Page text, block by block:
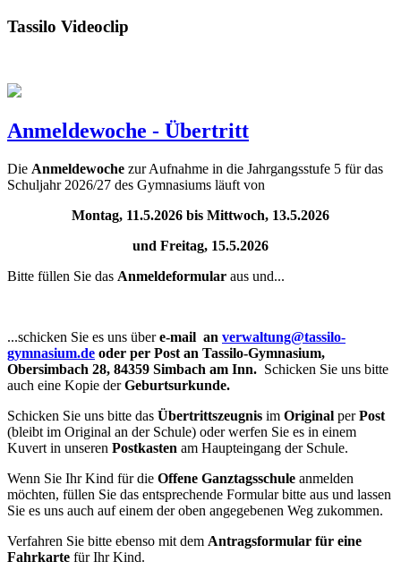
Tassilo Videoclip
Anmeldewoche - Übertritt
Die Anmeldewoche zur Aufnahme in die Jahrgangsstufe 5 für das
Schuljahr 2026/27 des Gymnasiums läuft von
Montag, 11.5.2026 bis Mittwoch, 13.5.2026
und Freitag, 15.5.2026
Bitte füllen Sie das Anmeldeformular aus und...
...schicken Sie es uns übere-mail an verwaltung@tassilo-
gymnasium.de oder per Post an Tassilo-Gymnasium,
Obersimbach 28, 84359 Simbach am Inn. Schicken Sie uns bitte
auch eine Kopie derGeburtsurkunde.
Schicken Sie uns bitte das Übertrittszeugnis im Original perPost
(bleibt im Original an der Schule) oder werfen Sie es in einem
Kuvert in unseren Postkasten am Haupteingang der Schule.
Wenn Sie Ihr Kind für die Offene Ganztagsschule anmelden
möchten, füllen Sie das entsprechende Formular bitte aus und lassen
Sie es uns auch auf einem der oben angegebenen Weg zukommen.
Verfahren Sie bitte ebenso mit dem Antragsformular für eine
Fahrkarte für Ihr Kind.